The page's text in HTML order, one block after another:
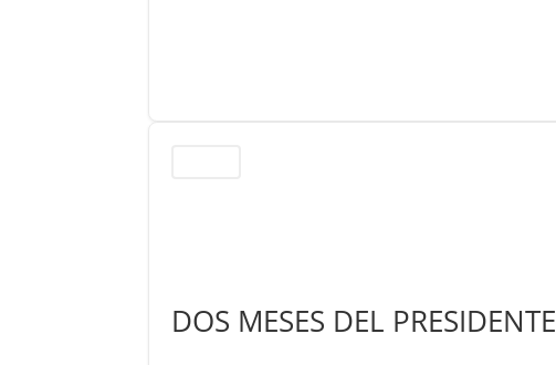
DOS MESES DEL PRESIDENTE